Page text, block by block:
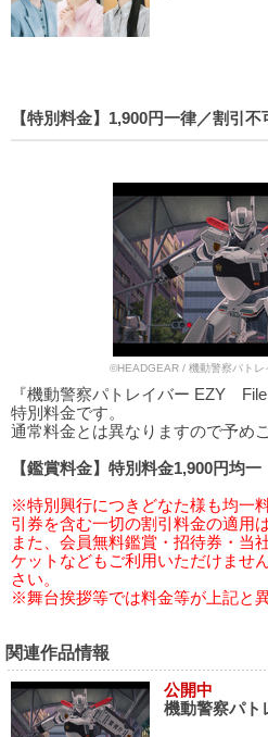
【特別料金】1,900円一律／割引
©HEADGEAR / 機動警察パトレ
『機動警察パトレイバー EZY
特別料金です。
通常料金とは異なりますので予め
【鑑賞料金】特別料金1,900円均一
※特別興行につきどなた様も均一
引券を含む一切の割引料金の適用
また、会員無料鑑賞・招待券・当
ケットなどもご利用いただけませ
さい。
※舞台挨拶等では料金等が上記と
関連作品情報
公開中
機動警察パ